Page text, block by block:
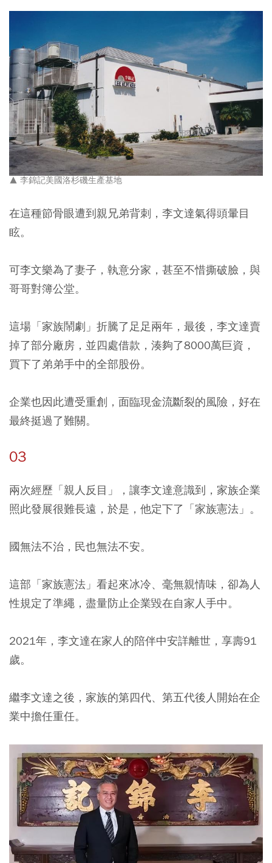
▲ 李錦記美國洛杉磯生產基地
在這種節骨眼遭到親兄弟背刺，李文達氣得頭暈目
眩。
可李文樂為了妻子，執意分家，甚至不惜撕破臉，與
哥哥對簿公堂。
這場「家族鬧劇」折騰了足足兩年，最後，李文達賣
掉了部分廠房，並四處借款，湊夠了8000萬巨資，
買下了弟弟手中的全部股份。
企業也因此遭受重創，面臨現金流斷裂的風險，好在
最終挺過了難關。
03
兩次經歷「親人反目」，讓李文達意識到，家族企業
照此發展很難長遠，於是，他定下了「家族憲法」。
國無法不治，民也無法不安。
這部「家族憲法」看起來冰冷、毫無親情味，卻為人
性規定了準繩，盡量防止企業毀在自家人手中。
2021年，李文達在家人的陪伴中安詳離世，享壽91
歲。
繼李文達之後，家族的第四代、第五代後人開始在企
業中擔任重任。